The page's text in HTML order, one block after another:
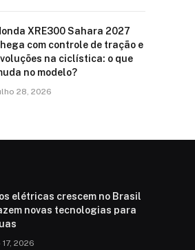
XRE300 Sahara 2027
com controle de tração e
na ciclística: o que
no modelo?
28, 2026
elétricas crescem no Brasil
novas tecnologias para
2026